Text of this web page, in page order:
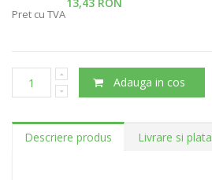
13,43 RON
Pret cu TVA
Adauga in cos
Descriere produs Livrare si plata